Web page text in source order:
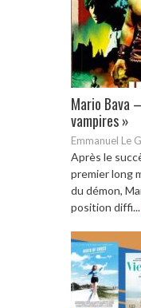
Mario Bava
vampires »
Emmanuel Le
Après le
premier long
du démon,
position diffi...